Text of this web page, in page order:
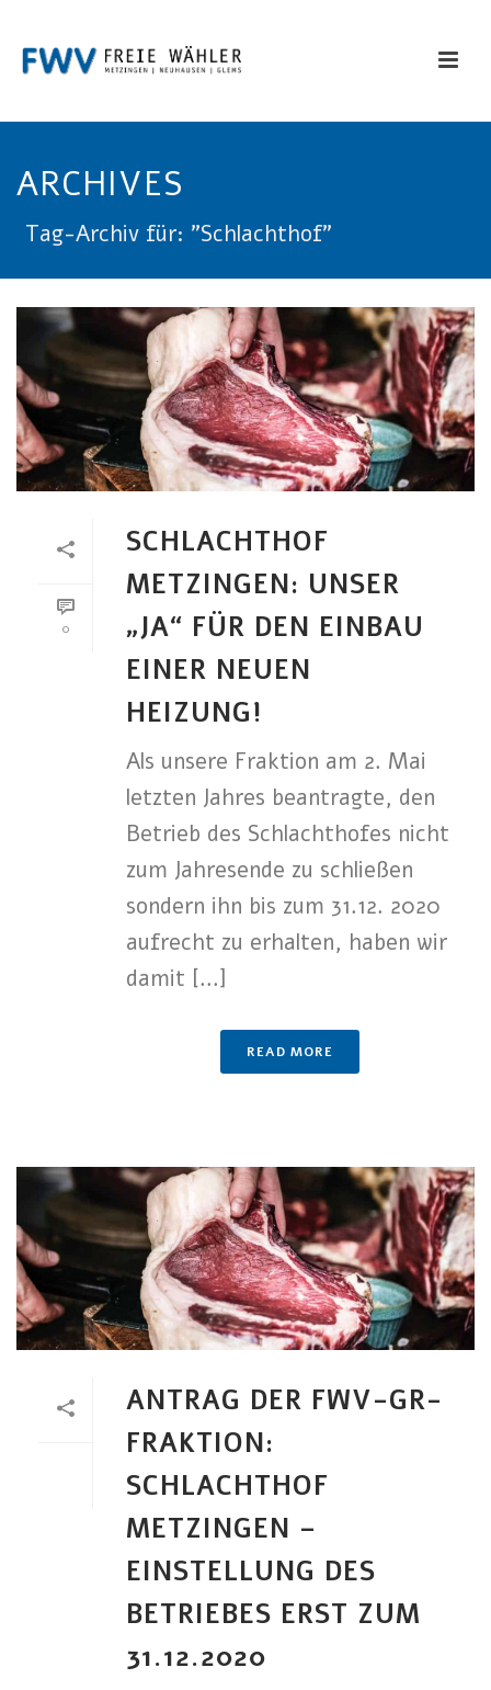
ARCHIVES
Tag-Archiv für: "Schlachthof"
0
SCHLACHTHOF
METZINGEN: UNSER
„JA“ FÜR DEN EINBAU
EINER NEUEN
HEIZUNG!
Als unsere Fraktion am 2. Mai
letzten Jahres beantragte, den
Betrieb des Schlachthofes nicht
zum Jahresende zu schließen
sondern ihn bis zum 31.12. 2020
aufrecht zu erhalten, haben wir
damit [...]
READ MORE
ANTRAG DER FWV-GR-
FRAKTION:
SCHLACHTHOF
METZINGEN –
EINSTELLUNG DES
BETRIEBES ERST ZUM
31.12.2020